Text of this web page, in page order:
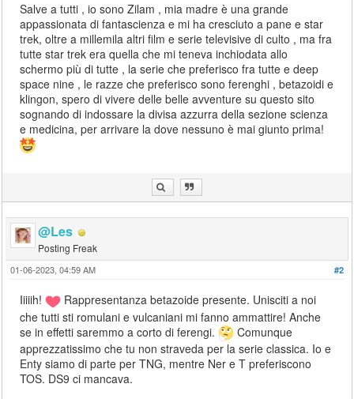
Salve a tutti , io sono Zilam , mia madre è una grande
appassionata di fantascienza e mi ha cresciuto a pane e star
trek, oltre a millemila altri film e serie televisive di culto , ma fra
tutte star trek era quella che mi teneva inchiodata allo
schermo più di tutte , la serie che preferisco fra tutte e deep
space nine , le razze che preferisco sono ferenghi , betazoidi e
klingon, spero di vivere delle belle avventure su questo sito
sognando di indossare la divisa azzurra della sezione scienza
e medicina, per arrivare la dove nessuno è mai giunto prima!
@Les
Posting Freak
#2
01-06-2023, 04:59 AM
Iiiiih!
Rappresentanza betazoide presente. Unisciti a noi
che tutti sti romulani e vulcaniani mi fanno ammattire! Anche
se in effetti saremmo a corto di ferengi.
Comunque
apprezzatissimo che tu non straveda per la serie classica. Io e
Enty siamo di parte per TNG, mentre Ner e T preferiscono
TOS. DS9 ci mancava.